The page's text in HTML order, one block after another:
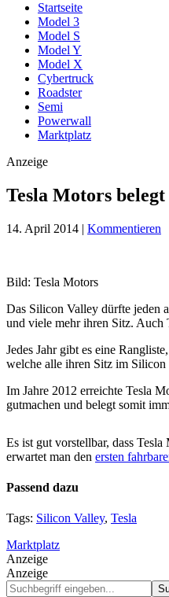
Startseite
Model 3
Model S
Model Y
Model X
Cybertruck
Roadster
Semi
Powerwall
Marktplatz
Anzeige
Tesla Motors
14. April 2014 | Kommentieren
Bild: Tesla Motors
Das Silicon Valley dürfte jeden
und viele mehr ihren Sitz. Auch
Jedes Jahr gibt es eine
welche alle ihren Sitz im
Im Jahre 2012 erreichte Tesla
gutmachen und belegt somit
Es ist gut vorstellbar, dass
erwartet man den ersten
Passend dazu
Tags: Silicon Valley, Tesla
Marktplatz
Anzeige
Anzeige
Suchbegriff